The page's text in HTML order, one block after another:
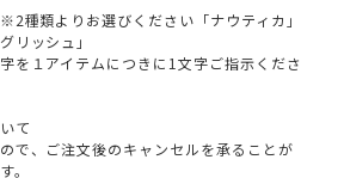
類よりお選びください「ナウティカ」
リッシュ」
を１アイテムにつきに1文字ご指示くださ
て
で、ご注文後のキャンセルを承ることが
。